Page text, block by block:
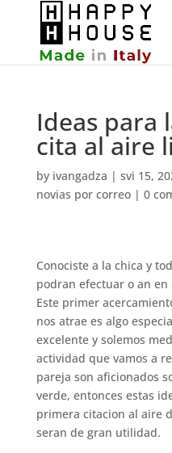
Ideas para
cita al aire
by ivangadza | svi 15,
novias por correo| 0
Conociste a la chica y
podran efectuar o an
Este primer
nos atrae es algo
excelente y solemos
actividad que vamos a
pareja son aficionados
verde, entonces estas
primera citacion al aire
seran de gran utilidad.